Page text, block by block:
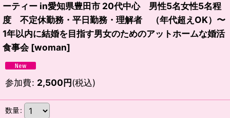
ーティー in愛知県豊田市 20代中心 男性5名女性5名程
度 不定休勤務・平日勤務・理解者 （年代超えOK）〜
1年以内に結婚を目指す男女のためのアットホームな婚活
食事会 [woman]
参加費: 2,500円(税込)
数量: